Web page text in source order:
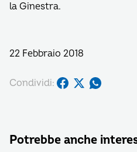
la Ginestra.
22 Febbraio 2018
Condividi:
Potrebbe anche